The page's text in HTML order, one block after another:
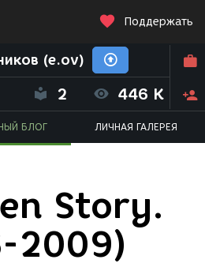
Поддержать
(e.ov)
2 446 K
БЛОГ ЛИЧНАЯ ГАЛЕРЕЯ
Story.
2009)